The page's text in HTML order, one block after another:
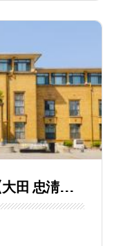
대전 충청남도청 구 본관 (大田 忠淸南道廳 舊 本館)